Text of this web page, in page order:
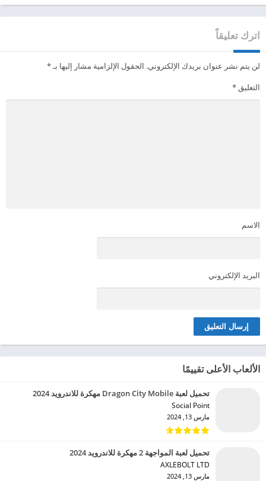
اترك تعليقاً
لن يتم نشر عنوان بريدك الإلكتروني. الحقول الإلزامية مشار إليها بـ*
التعليق*
الاسم
البريد الإلكتروني
الألعاب الأعلى تقييمًا
تحميل لعبة Dragon City Mobile مهكرة للاندرويد 2024
Social Point‏
مارس 13, 2024
تحميل لعبة المواجهة 2 مهكرة للاندرويد 2024
AXLEBOLT LTD‏
مارس 13, 2024